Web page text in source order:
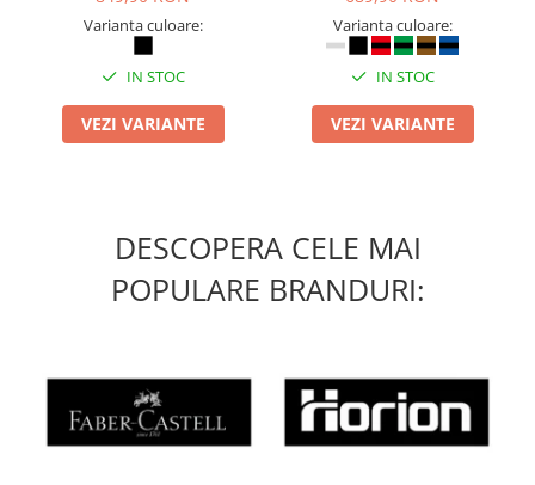
Varianta culoare:
IN STOC
VEZI VARIANTE
Varianta culoare:
IN STOC
VEZI VARIANTE
DESCOPERA CELE MAI
POPULARE BRANDURI: